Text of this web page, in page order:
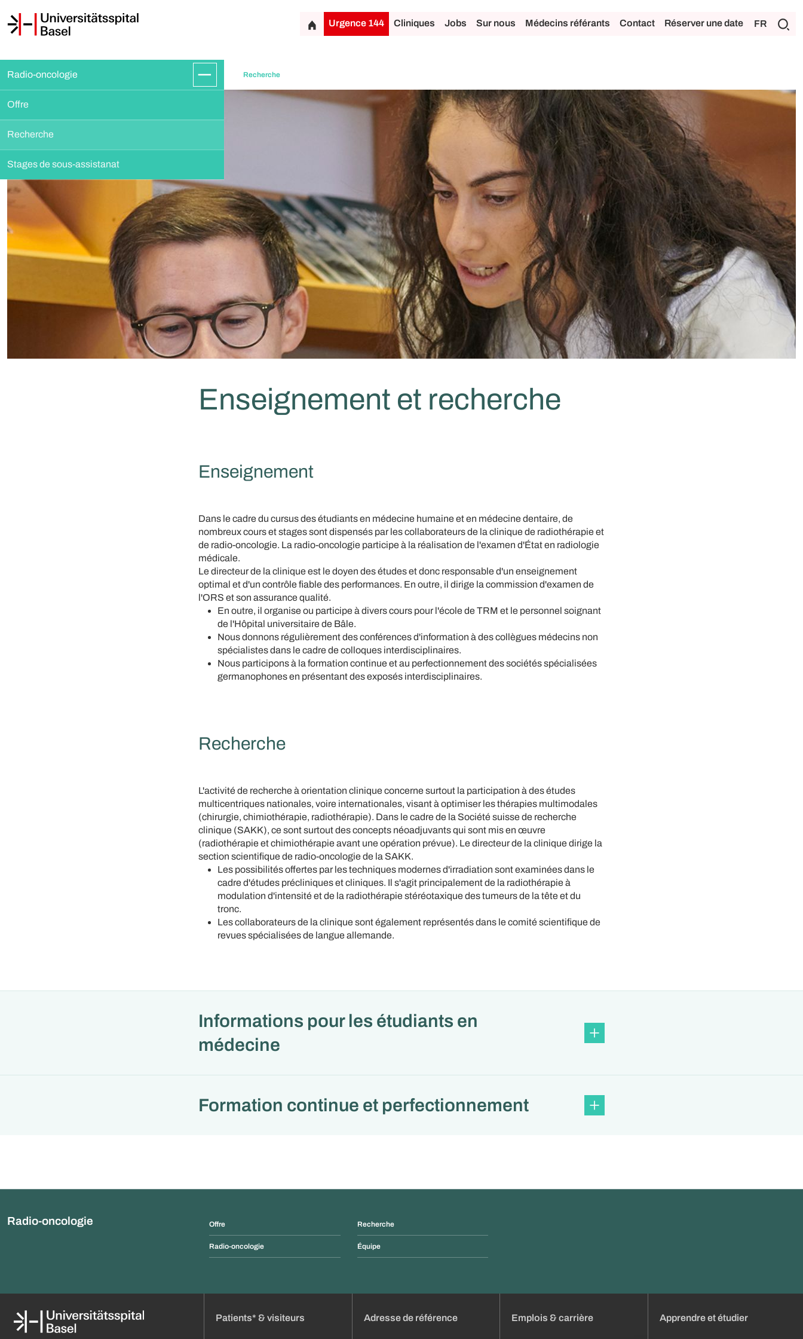
Urgence 144 Cliniques Jobs Sur nous Médecins référants Contact Réserver une date FR
Radio-oncologie
Offre
Recherche
Stages de sous-assistanat
Recherche
Enseignement et recherche
Enseignement
Dans le cadre du cursus des étudiants en médecine humaine et en médecine dentaire, de
nombreux cours et stages sont dispensés par les collaborateurs de la clinique de radiothérapie et
de radio-oncologie. La radio-oncologie participe à la réalisation de l'examen d'État en radiologie
médicale.
Le directeur de la clinique est le doyen des études et donc responsable d'un enseignement
optimal et d'un contrôle fiable des performances. En outre, il dirige la commission d'examen de
l'ORS et son assurance qualité.
En outre, il organise ou participe à divers cours pour l'école de TRM et le personnel soignant
de l'Hôpital universitaire de Bâle.
Nous donnons régulièrement des conférences d'information à des collègues médecins non
spécialistes dans le cadre de colloques interdisciplinaires.
Nous participons à la formation continue et au perfectionnement des sociétés spécialisées
germanophones en présentant des exposés interdisciplinaires.
Recherche
L'activité de recherche à orientation clinique concerne surtout la participation à des études
multicentriques nationales, voire internationales, visant à optimiser les thérapies multimodales
(chirurgie, chimiothérapie, radiothérapie). Dans le cadre de la Société suisse de recherche
clinique (SAKK), ce sont surtout des concepts néoadjuvants qui sont mis en œuvre
(radiothérapie et chimiothérapie avant une opération prévue). Le directeur de la clinique dirige la
section scientifique de radio-oncologie de la SAKK.
Les possibilités offertes par les techniques modernes d'irradiation sont examinées dans le
cadre d'études précliniques et cliniques. Il s'agit principalement de la radiothérapie à
modulation d'intensité et de la radiothérapie stéréotaxique des tumeurs de la tête et du
tronc.
Les collaborateurs de la clinique sont également représentés dans le comité scientifique de
revues spécialisées de langue allemande.
Informations pour les étudiants en
médecine
Formation continue et perfectionnement
Radio-oncologie Offre
Radio-oncologie
Recherche
Équipe
Patients* & visiteurs Adresse de référence Emplois & carrière Apprendre et étudier